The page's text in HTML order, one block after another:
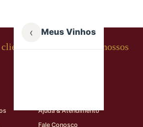
‹ Meus Vinhos
apaixonados por nossos
Ajuda & Atendimento
Fale Conosco